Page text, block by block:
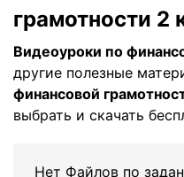
грамотности 2
Видеоуроки по
другие полезные
финансовой
выбрать и скачать
Нет Файлов по